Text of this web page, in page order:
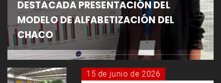
DESTACADA PRESENTACIÓN DEL
MODELO DE ALFABETIZACIÓN DEL
CHACO
15 de junio de 2026